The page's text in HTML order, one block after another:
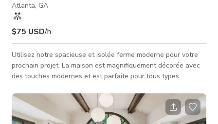
Atlanta, GA
$75 USD/h
Utilisez notre spacieuse et isolée ferme moderne pour votre
prochain projet. La maison est magnifiquement décorée avec
des touches modernes et est parfaite pour tous types
maison offre une chambre principale magnifique avec une
salle de bain attenante incroyable comprenant une douche à
l'italienne et une baignoire. Le salon est extrêmement